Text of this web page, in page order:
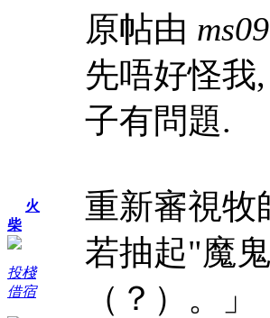
火
柴
投棧
借宿
原帖由
先唔好怪我
子有問題.
重新審視牧
若抽起"魔
（？）。」